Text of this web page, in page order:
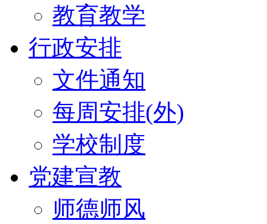
教育教学
行政安排
文件通知
每周安排(外)
学校制度
党建宣教
师德师风